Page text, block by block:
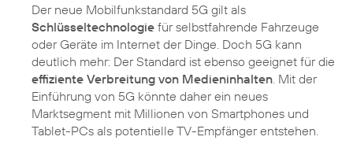
Der neue Mobilfunkstandard 5G gilt als
Schlüsseltechnologie für selbstfahrende Fahrzeuge
oder Geräte im Internet der Dinge. Doch 5G kann
deutlich mehr: Der Standard ist ebenso geeignet für die
effiziente Verbreitung von Medieninhalten . Mit der
Einführung von 5G könnte daher ein neues
Marktsegment mit Millionen von Smartphones und
Tablet-PCs als potentielle TV-Empfänger entstehen.